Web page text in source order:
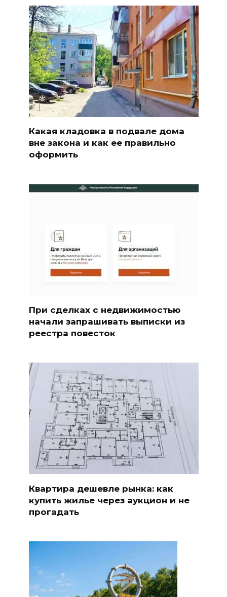
Какая кладовка в подвале дома
вне закона и как ее правильно
оформить
При сделках с недвижимостью
начали запрашивать выписки из
реестра повесток
Квартира дешевле рынка: как
купить жилье через аукцион и не
прогадать